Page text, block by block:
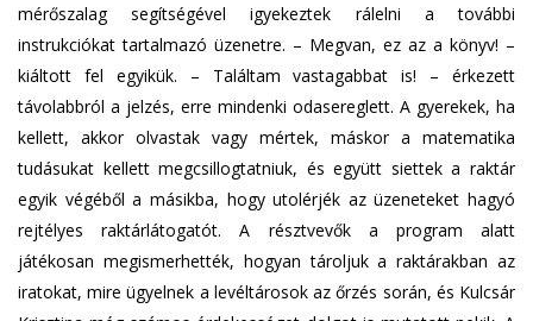
mérőszalag segítségével igyekeztek rálelni a további
instrukciókat tartalmazó üzenetre. – Megvan, ez az a könyv! –
kiáltott fel egyikük. – Találtam vastagabbat is! – érkezett
távolabbról a jelzés, erre mindenki odasereglett. A gyerekek, ha
kellett, akkor olvastak vagy mértek, máskor a matematika
tudásukat kellett megcsillogtatniuk, és együtt siettek a raktár
egyik végéből a másikba, hogy utolérjék az üzeneteket hagyó
rejtélyes raktárlátogatót. A résztvevők a program alatt
játékosan megismerhették, hogyan tároljuk a raktárakban az
iratokat, mire ügyelnek a levéltárosok az őrzés során, és Kulcsár